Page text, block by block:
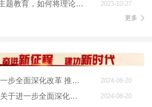
媒体聚焦 | 开展主题教育，如何将理论学习贯穿始终
2023-10-27
更多
中共中央关于进一步全面深化改革 推进中国式现代化的决定 2024-08-20
关于《中共中央关于进一步全面深化改革、 推进中国式现代化的决定》的说明 2024-08-20